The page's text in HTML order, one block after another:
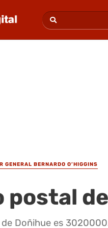
GENERAL BERNARDO O’HIGGINS
postal
Doñihue es